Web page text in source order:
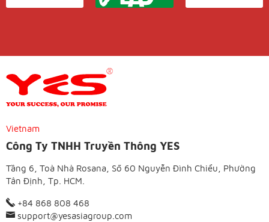
Vietnam
Công Ty TNHH Truyền Thông YES
Tầng 6, Toà Nhà Rosana, Số 60 Nguyễn Đình Chiểu, Phường
Tân Định, Tp. HCM.
+84 868 808 468
support@yesasiagroup.com